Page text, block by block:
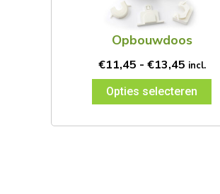
Opbouwdoos
€11,45 - €13,45 incl.
Opties selecteren
optie
kan
worden
op
de